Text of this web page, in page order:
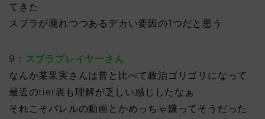
てきた
スプラが廃れつつあるデカい要因の1つだと思う
9： スプラプレイヤーさん
なんか某果実さんは昔と比べて政治ゴリゴリになって
最近のtier表も理解が乏しい感じしたなぁ
それこそバレルの動画とかめっちゃ嫌ってそうだった